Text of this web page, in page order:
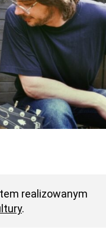
realizowanym
.